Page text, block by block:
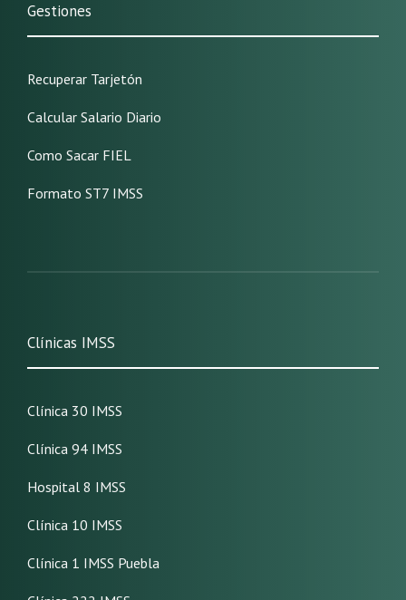
Gestiones
Recuperar Tarjetón
Calcular Salario Diario
Como Sacar FIEL
Formato ST7 IMSS
Clínicas IMSS
Clínica 30 IMSS
Clínica 94 IMSS
Hospital 8 IMSS
Clínica 10 IMSS
Clínica 1 IMSS Puebla